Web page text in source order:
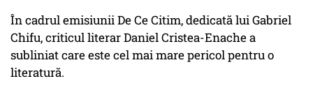
În cadrul emisiunii De Ce Citim, dedicată lui Gabriel
Chifu, criticul literar Daniel Cristea-Enache a
subliniat care este cel mai mare pericol pentru o
literatură.